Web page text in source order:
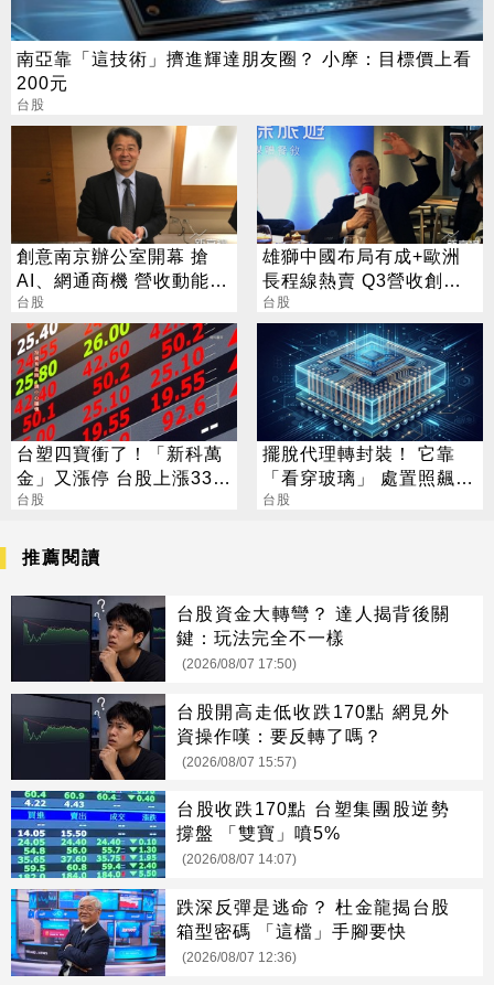
南亞靠「這技術」擠進輝達朋友圈？ 小摩：目標價上看
200元
台股
創意南京辦公室開幕 搶
AI、網通商機 營收動能看
增
台股
雄獅中國布局有成+歐洲
長程線熱賣 Q3營收創單
季次高
台股
台塑四寶衝了！「新科萬
金」又漲停 台股上漲330
點
台股
擺脫代理轉封裝！ 它靠
「看穿玻璃」 處置照飆2
漲停
台股
推薦閱讀
台股資金大轉彎？ 達人揭背後關
鍵：玩法完全不一樣
(2026/08/07 17:50)
台股開高走低收跌170點 網見外
資操作嘆：要反轉了嗎？
(2026/08/07 15:57)
台股收跌170點 台塑集團股逆勢
撐盤 「雙寶」噴5%
(2026/08/07 14:07)
跌深反彈是逃命？ 杜金龍揭台股
箱型密碼 「這檔」手腳要快
(2026/08/07 12:36)